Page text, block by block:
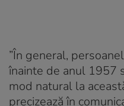
”În general,
înainte de anul 1957
mod natural la
precizează în